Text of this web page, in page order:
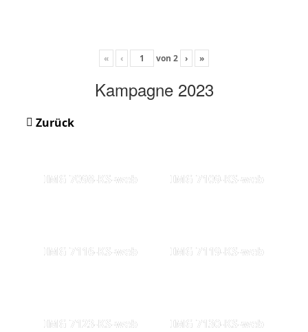
« ‹ von 2 › »
Kampagne 2023
Zurück
IMG 7098-KS-web IMG 7109-KS-web
IMG 7116-KS-web IMG 7119-KS-web
IMG 7123-KS-web IMG 7130-KS-web